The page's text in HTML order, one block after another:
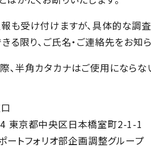
も受け付けますが、具体的な調
きる限り、ご氏名・ご連絡先をお知
、半角カタカナはご使用にならな
東京都中央区日本橋室町2-1-1
ートフォリオ部企画調整グループ